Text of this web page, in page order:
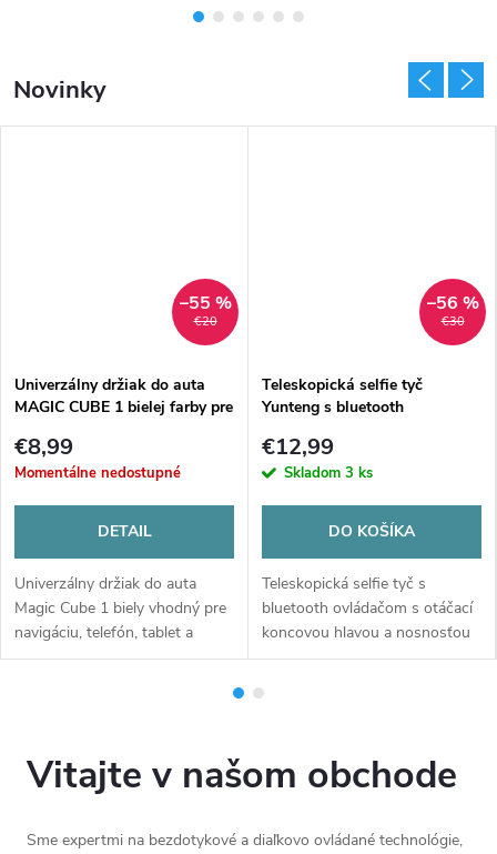
b
c
Novinky
€20
–55 %
Univerzálny držiak do auta
MAGIC CUBE 1 bielej farby pre
tablet
€8,99
Momentálne nedostupné
DETAIL
Univerzálny držiak do auta
Magic Cube 1 biely vhodný pre
navigáciu, telefón, tablet a
ďalšiu elektroniku. Unikátny
€30
–56 %
Teleskopická selfie tyč
Yunteng s bluetooth
€12,99
Skladom 3 ks
DO KOŠÍKA
Teleskopická selfie tyč s
bluetooth ovládačom s otáčací
koncovou hlavou a nosnosťou
2 kg sa neprehýba a umožňuje
Vitajte v našom obchode
Sme expertmi na bezdotykové a diaľkovo ovládané technológie,